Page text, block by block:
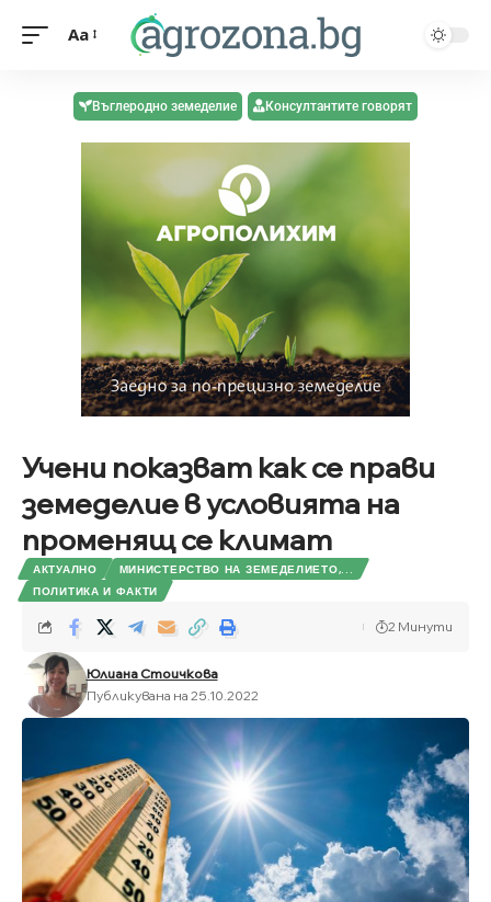
Aa
Въглеродно земеделие Консултантите говорят
Учени показват как се прави
земеделие в условията на
променящ се климат
АКТУАЛНО
МИНИСТЕРСТВО НА ЗЕМЕДЕЛИЕТО,...
ПОЛИТИКА И ФАКТИ
Юлиана Стоичкова
Публикувана на 25.10.2022
2 Минути